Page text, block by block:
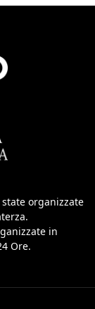
organizzate
in
Ore.